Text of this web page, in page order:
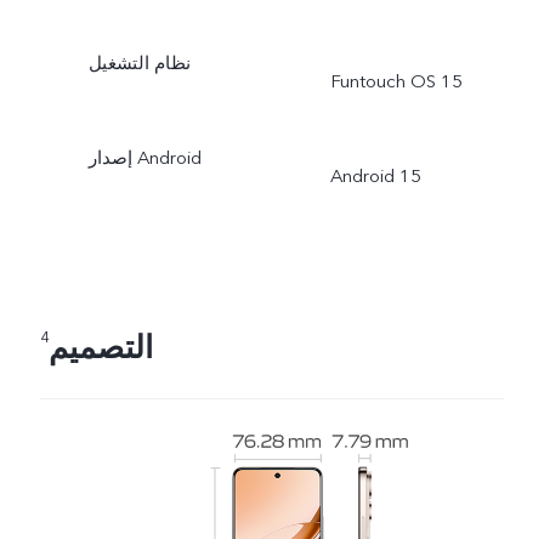
نظام التشغيل
Funtouch OS 15
إصدار Android
Android 15
التصميم4